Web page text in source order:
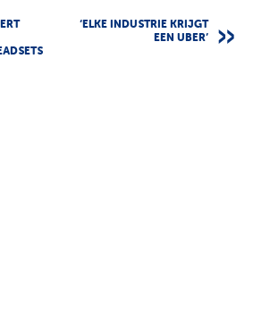
‘ELKE INDUSTRIE KRIJGT
EEN UBER’